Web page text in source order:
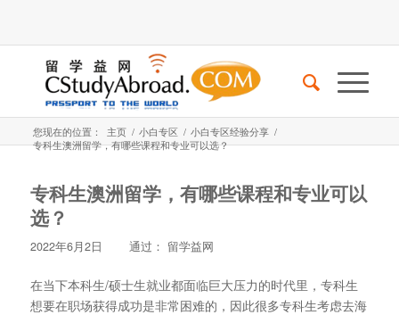
您现在的位置： 主页 / 小白专区 / 小白专区经验分享 /
专科生澳洲留学，有哪些课程和专业可以选？
专科生澳洲留学，有哪些课程和专业可以
选？
2022年6月2日 通过： 留学益网
在当下本科生/硕士生就业都面临巨大压力的时代里，专科生
想要在职场获得成功是非常困难的，因此很多专科生考虑去海